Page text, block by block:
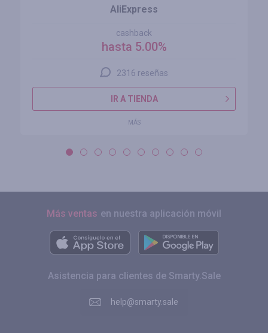
AliExpress
cashback
hasta 5.00%
2316 reseñas
IR A TIENDA
MÁS
Más ventas en nuestra aplicación móvil
Asistencia para clientes de Smarty.Sale
help@smarty.sale